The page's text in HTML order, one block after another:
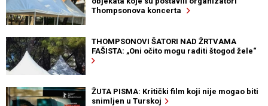
Thompsonova koncerta
THOMPSONOVI ŠATORI NAD ŽRTVAMA
FAŠISTA: „Oni očito mogu raditi štogod žele“
ŽUTA PISMA: Kritički film koji nije mogao biti
snimljen u Turskoj